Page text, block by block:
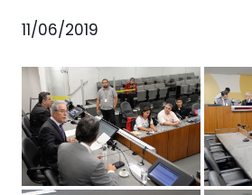
11/06/2019